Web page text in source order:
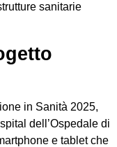
sanitarie
in Sanità 2025,
dell’Ospedale di
e tablet che